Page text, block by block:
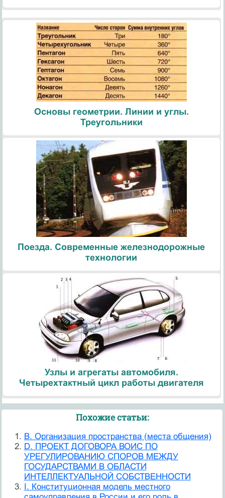
Основы геометрии. Линии и углы.
Треугольники
Поезда. Современные железнодорожные
технологии
Узлы и агрегаты автомобиля.
Четырехтактный цикл работы двигателя
Похожие статьи:
B. Организация пространства (места общения)
D. ПРОЕКТ ДОГОВОРА ВОИС ПО
УРЕГУЛИРОВАНИЮ СПОРОВ МЕЖДУ
ГОСУДАРСТВАМИ В ОБЛАСТИ
ИНТЕЛЛЕКТУАЛЬНОЙ СОБСТВЕННОСТИ
I. Конституционная модель местного